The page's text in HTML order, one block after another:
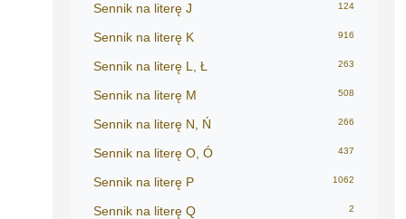
Sennik na literę J 124
Sennik na literę K 916
Sennik na literę L, Ł 263
Sennik na literę M 508
Sennik na literę N, Ń 266
Sennik na literę O, Ó 437
Sennik na literę P 1062
Sennik na literę Q 2